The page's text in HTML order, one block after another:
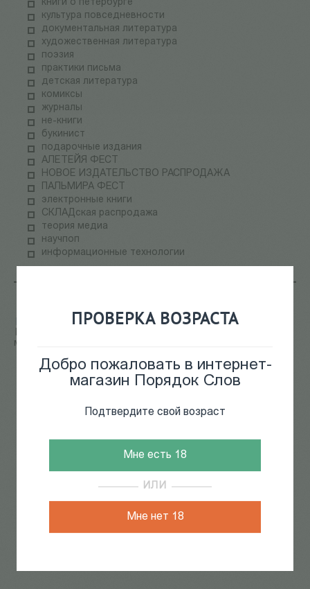
ПРОВЕРКА ВОЗРАСТА
Добро пожаловать в интернет-
магазин Порядок Слов
Подтвердите свой возраст
Мне есть 18
ИЛИ
Мне нет 18
книги о петербурге
культура повседневности
документальная литература
художественная литература
поэзия
практики письма
детская литература
комиксы
журналы
не-книги
букинист
подарочные издания
АЛЕТЕЙЯ ФЕСТ
НОВОЕ ИЗДАТЕЛЬСТВО РАСПРОДАЖА
ПАЛЬМИРА ФЕСТ
электронные книги
СКЛАДская распродажа
теория медиа
научпоп
информационные технологии
КАТАЛОГ КНИГ / архитектура, урбанистика
Пансионат "Дружба". Жемчужина позднесоветского
модернизма
38 из 52